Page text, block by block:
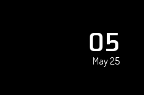
05
May 25